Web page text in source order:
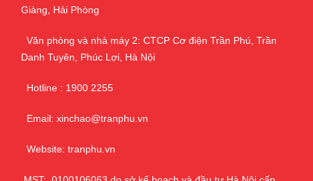
Giàng, Hải Phòng
Văn phòng và nhà máy 2: CTCP Cơ điện Trần Phú, Trần
Danh Tuyên, Phúc Lợi, Hà Nội
Hotline : 1900 2255
Email: xinchao@tranphu.vn
Website: tranphu.vn